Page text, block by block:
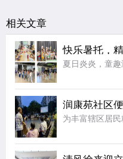
相关文章